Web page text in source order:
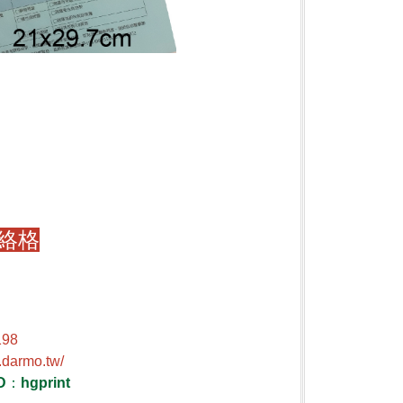
格
： hgprint